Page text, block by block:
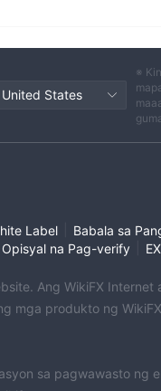
United States
※
Label Babala sa
Opisyal na Pag-verify
Ang WikiFX
mga produkto ng
sa pagwawasto ng